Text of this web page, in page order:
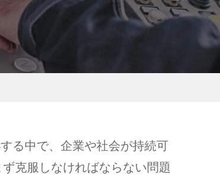
る中で、企業や社会が持続可
克服しなければならない問題